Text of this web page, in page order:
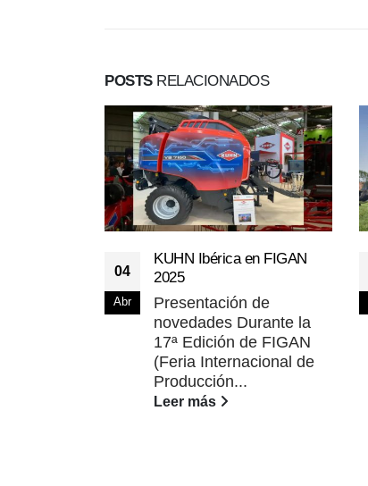
POSTSRELACIONADOS
04
Abr
KUHN Ibérica en FIGAN
2025
Presentación de
novedades Durante la
17ª Edición de FIGAN
(Feria Internacional de
Producción...
Leer más